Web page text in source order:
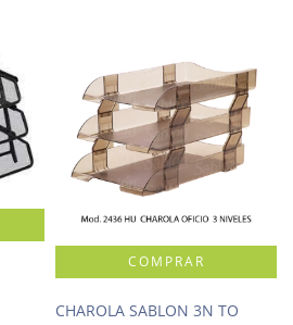
CHAROLA SABLON 3N TO